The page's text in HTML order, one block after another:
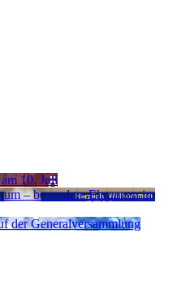
10. Juli
– besondere Ehrungen im
der Generalversammlung